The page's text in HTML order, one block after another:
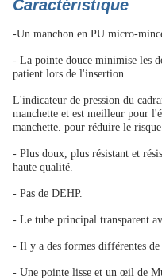
Caractéristique
-Un manchon en PU micro-
- La pointe douce minimise les
patient lors de l'insertion
L'indicateur de pression du
manchette et est meilleur pour
manchette. pour réduire le
- Plus doux, plus résistant et
haute qualité.
- Pas de DEHP.
- Le tube principal transparent
- Il y a des formes différentes de
- Une pointe lisse et un œil de